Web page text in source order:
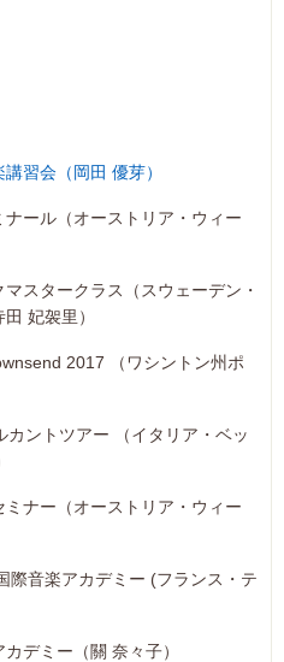
習会（岡田 優芽）
ール（オーストリア・ウィー
スタークラス（スウェーデン・
妃袈里）
2017 （ワシントン州ポ
カントツアー （イタリア・ベッ
ナー（オーストリア・ウィー
際音楽アカデミー (フランス・テ
デミー（關 奈々子）